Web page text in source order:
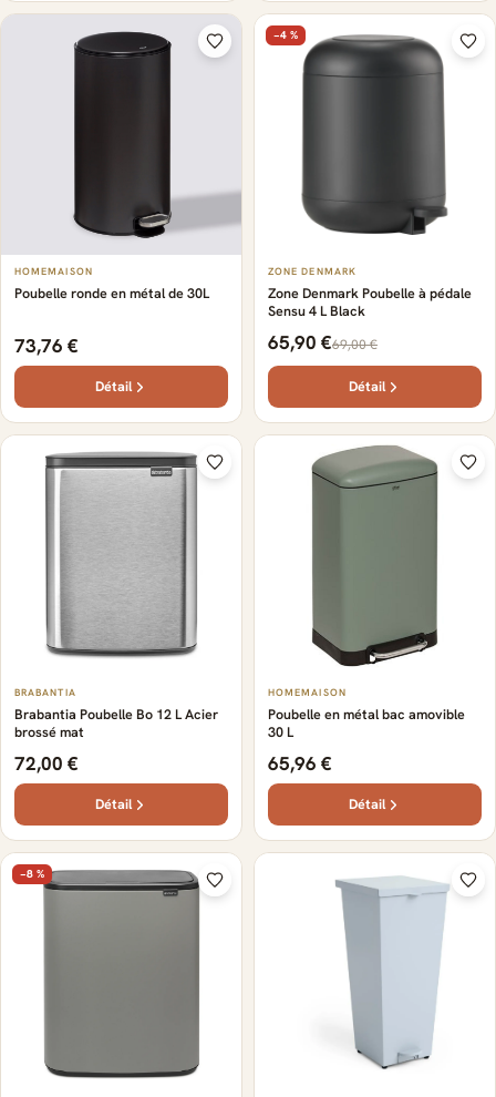
HOMEMAISON
Poubelle ronde en métal de 30L
73,76 €
Détail
−4 %
ZONE DENMARK
Zone Denmark Poubelle à pédale
Sensu 4 L Black
65,90 €69,00 €
Détail
BRABANTIA
Brabantia Poubelle Bo 12 L Acier
brossé mat
72,00 €
Détail
HOMEMAISON
Poubelle en métal bac amovible
30 L
65,96 €
Détail
−8 %